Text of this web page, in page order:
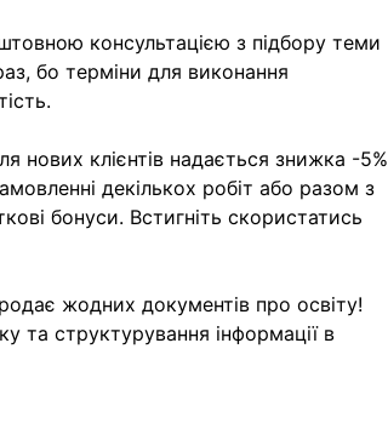
консультацією з підбору теми
бо терміни для виконання
нових клієнтів надається знижка -5%
декількох робіт або разом з
бонуси. Встигніть скористатись
жодних документів про освіту!
та структурування інформації в